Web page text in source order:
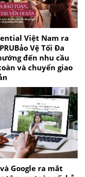
Việt Nam ra
Vệ Tối Đa
đến nhu cầu
và chuyển giao
Google ra mắt